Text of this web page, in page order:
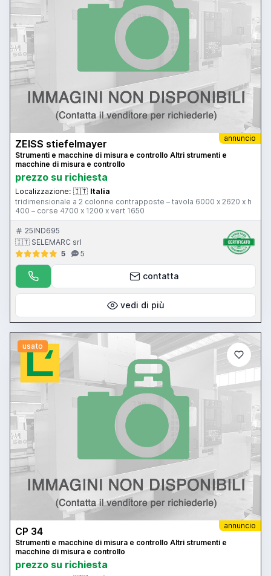
annuncio
ZEISS stiefelmayer
Strumenti e macchine di misura e controllo Altri strumenti e
macchine di misura e controllo
prezzo su richiesta
Localizzazione: 🇮🇹 Italia
tridimensionale a 2 colonne contrapposte – tavola 6000 x 2620 x h
400 – corse 4700 x 1200 x vert 1650
25IND695
🇮🇹 SELEMARC srl
5
5
contatta
vedi di più
usato
annuncio
CP 34
Strumenti e macchine di misura e controllo Altri strumenti e
macchine di misura e controllo
prezzo su richiesta